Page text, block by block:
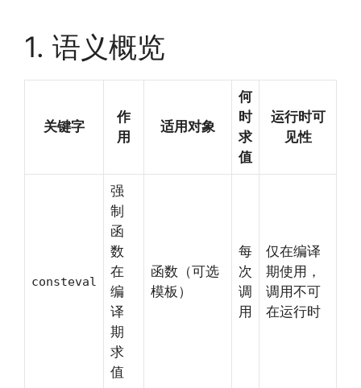
1. 语义概览
关键字
作
用
适用对象
何
时
求
值
运行时可
见性
consteval
强
制
函
数
在
编
译
期
求
值
函数（可选
模板）
每
次
调
用
仅在编译
期使用，
调用不可
在运行时